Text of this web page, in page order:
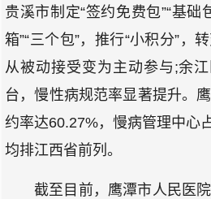
贵溪市制定“签约免费包”“基础
箱”“三个包”，推行“小积分”，
从被动接受变为主动参与;余
台，慢性病规范率显著提升。
约率达60.27%，慢病管理中心
均排江西省前列。
截至目前，鹰潭市人民医